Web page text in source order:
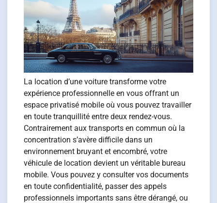
La location d’une voiture transforme votre
expérience professionnelle en vous offrant un
espace privatisé mobile où vous pouvez travailler
en toute tranquillité entre deux rendez-vous.
Contrairement aux transports en commun où la
concentration s’avère difficile dans un
environnement bruyant et encombré, votre
véhicule de location devient un véritable bureau
mobile. Vous pouvez y consulter vos documents
en toute confidentialité, passer des appels
professionnels importants sans être dérangé, ou